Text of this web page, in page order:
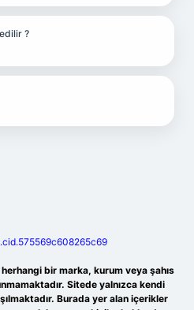
?
bir marka, kurum veya şahıs
Sitede yalnızca kendi
Burada yer alan içerikler